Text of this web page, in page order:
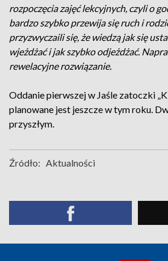
rozpoczęcia zajęć lekcyjnych, czyli o
bardzo szybko przewija się ruch i
przyzwyczaili się, że wiedzą jak się
wjeżdżać i jak szybko odjeżdżać.
rewelacyjne rozwiązanie.
Oddanie pierwszej w Jaśle zatoczki
planowane jest jeszcze w tym roku.
przyszłym.
Źródło: Aktualności